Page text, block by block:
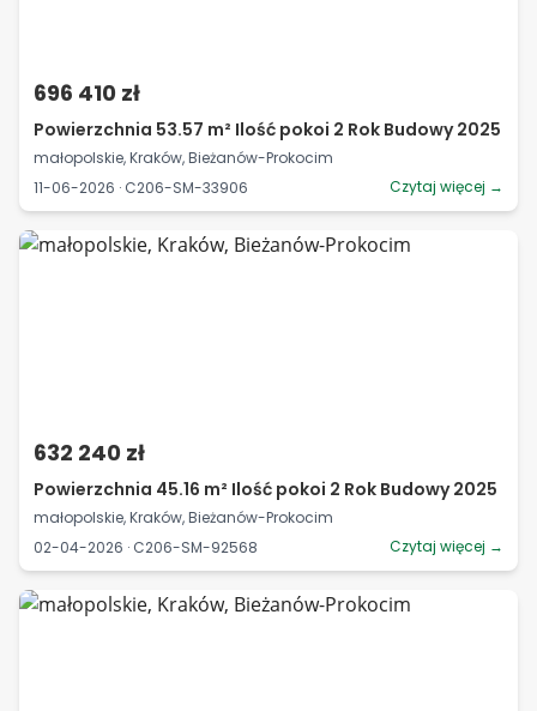
696 410 zł
Powierzchnia 53.57 m² Ilość pokoi 2 Rok Budowy 2025
małopolskie, Kraków, Bieżanów-Prokocim
11-06-2026 · C206-SM-33906
Czytaj więcej →
632 240 zł
Powierzchnia 45.16 m² Ilość pokoi 2 Rok Budowy 2025
małopolskie, Kraków, Bieżanów-Prokocim
02-04-2026 · C206-SM-92568
Czytaj więcej →